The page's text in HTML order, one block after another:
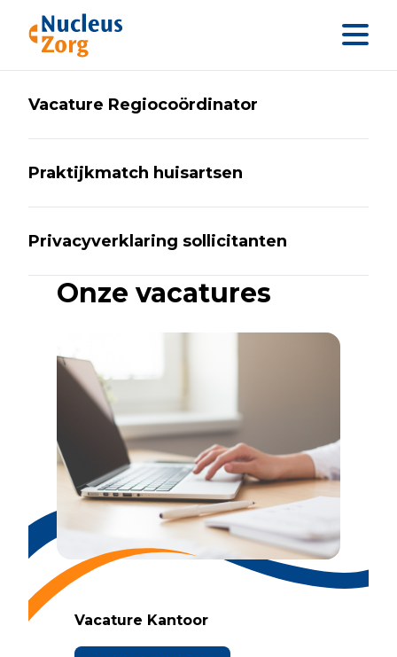
Sla menu over
Ga direct naar footer
Vacature Regiocoördinator
Praktijkmatch huisartsen
Privacyverklaring sollicitanten
Onze vacatures
Vacature Kantoor